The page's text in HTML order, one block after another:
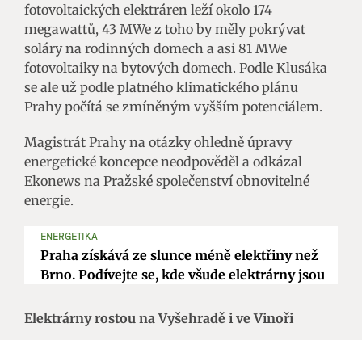
fotovoltaických elektráren leží okolo 174
megawattů, 43 MWe z toho by měly pokrývat
soláry na rodinných domech a asi 81 MWe
fotovoltaiky na bytových domech. Podle Klusáka
se ale už podle platného klimatického plánu
Prahy počítá se zmíněným vyšším potenciálem.
Magistrát Prahy na otázky ohledně úpravy
energetické koncepce neodpověděl a odkázal
Ekonews na Pražské společenství obnovitelné
energie.
ENERGETIKA
Praha získává ze slunce méně elektřiny než
Brno. Podívejte se, kde všude elektrárny jsou
Elektrárny rostou na Vyšehradě i ve Vinoři